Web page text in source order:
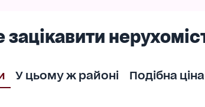
У цьому ж районі Подібна ціна